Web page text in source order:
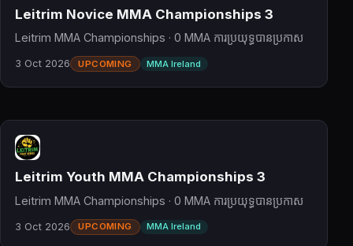
Leitrim Novice MMA Championships 3
Leitrim MMA Championships · 0 MMA ការប្រយុទ្ធបានប្រកាស
3 Oct 2026 UPCOMING MMA Ireland
Leitrim Youth MMA Championships 3
Leitrim MMA Championships · 0 MMA ការប្រយុទ្ធបានប្រកាស
3 Oct 2026 UPCOMING MMA Ireland